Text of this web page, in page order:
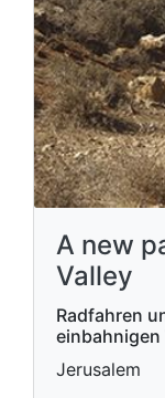
A new
Valley
Radfahren
einbahnigen
Jerusalem